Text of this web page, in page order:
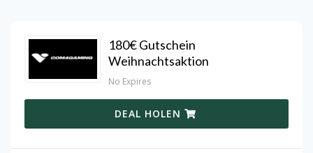
180€ Gutschein
Weihnachtsaktion
No Expires
DEAL HOLEN